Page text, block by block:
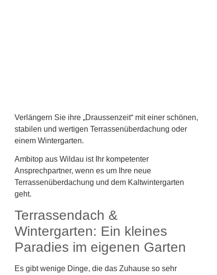
Verlängern Sie ihre „Draussenzeit“ mit einer schönen,
stabilen und wertigen Terrassenüberdachung oder
einem Wintergarten.
Ambitop aus Wildau ist Ihr kompetenter
Ansprechpartner, wenn es um Ihre neue
Terrassenüberdachung und dem Kaltwintergarten
geht.
Terrassendach &
Wintergarten: Ein kleines
Paradies im eigenen Garten
Es gibt wenige Dinge, die das Zuhause so sehr